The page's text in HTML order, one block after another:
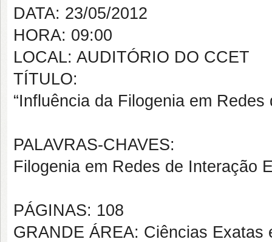
DATA: 23/05/2012
HORA: 09:00
LOCAL: AUDITÓRIO DO CCET
TÍTULO:
“Influência da Filogenia em
PALAVRAS-CHAVES:
Filogenia em Redes de Interação
PÁGINAS: 108
GRANDE ÁREA: Ciências Exatas